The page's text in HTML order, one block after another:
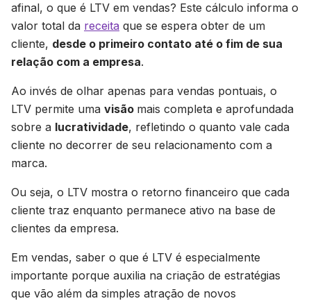
afinal, o que é LTV em vendas? Este cálculo informa o
valor total da receita que se espera obter de um
cliente, desde o primeiro contato até o fim de sua
relação com a empresa.
Ao invés de olhar apenas para vendas pontuais, o
LTV permite uma visão mais completa e aprofundada
sobre a lucratividade, refletindo o quanto vale cada
cliente no decorrer de seu relacionamento com a
marca.
Ou seja, o LTV mostra o retorno financeiro que cada
cliente traz enquanto permanece ativo na base de
clientes da empresa.
Em vendas, saber o que é LTV é especialmente
importante porque auxilia na criação de estratégias
que vão além da simples atração de novos